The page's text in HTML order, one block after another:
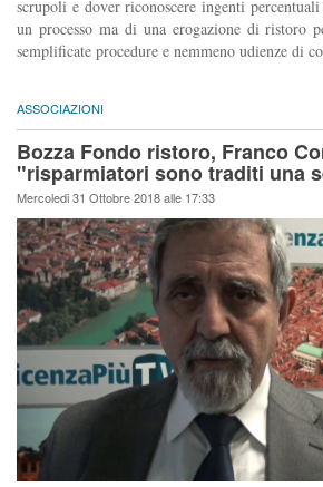
scrupoli e dover riconoscere ingenti
un processo ma di una erogazione di ristoro
semplificate procedure e nemmeno udienze di
ASSOCIAZIONI
Bozza Fondo ristoro, Franco
"risparmiatori sono traditi una
Mercoledi 31 Ottobre 2018 alle 17:33